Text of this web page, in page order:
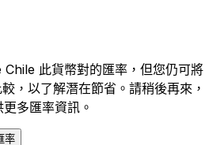
此貨幣對的匯率，但您仍可將
，以了解潛在節省。請稍後再來，
多匯率資訊。
率